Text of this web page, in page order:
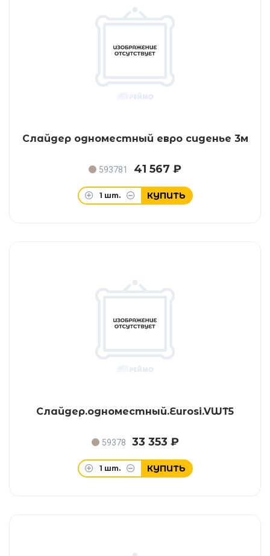
Слайдер одноместный евро сиденье 3м
593781 41 567 ₽
1 шт. КУПИТЬ
Слайдер.одноместный.Eurosi.VWT5
59378 33 353 ₽
1 шт. КУПИТЬ